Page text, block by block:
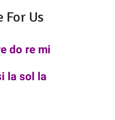
For Us
do re mi
la sol la